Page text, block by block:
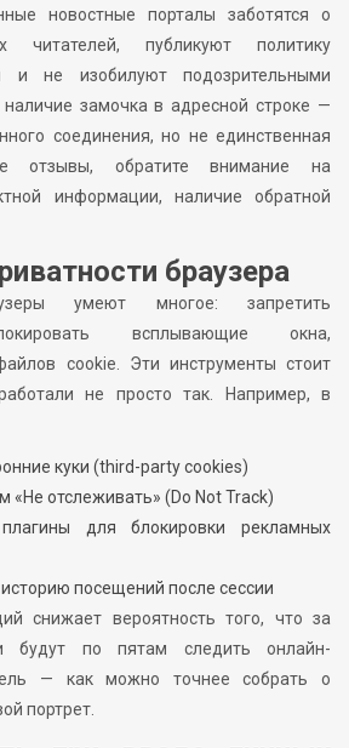
новостные порталы заботятся о
читателей, публикуют политику
и не изобилуют подозрительными
замочка в адресной строке —
соединения, но не единственная
отзывы, обратите внимание на
информации, наличие обратной
браузера
умеют многое: запретить
всплывающие окна,
cookie. Эти инструменты стоит
не просто так. Например, в
куки (third-party cookies)
«Не отслеживать» (Do Not Track)
для блокировки рекламных
посещений после сессии
снижает вероятность того, что за
будут по пятам следить онлайн-
— как можно точнее собрать о
портрет.